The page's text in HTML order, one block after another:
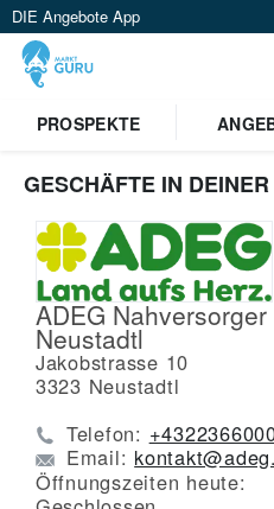
DIE Angebote App
PROSPEKTE
GESCHÄFTE IN
ADEG
Neustadtl
Jakobstrasse 10
3323 Neustadtl
Telefon:
Email:
Öffnungszeiten heute: